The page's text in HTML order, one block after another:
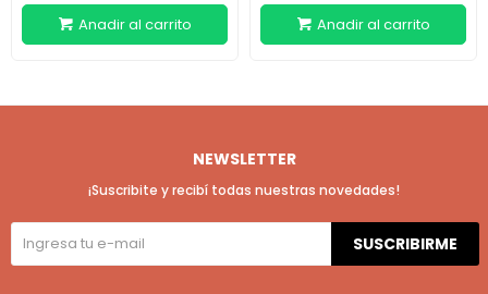
NEWSLETTER
¡Suscribite y recibí todas nuestras novedades!
SUSCRIBIRME